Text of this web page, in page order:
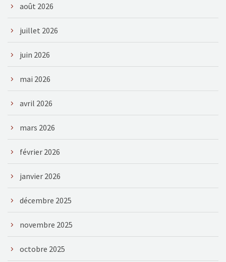
août 2026
juillet 2026
juin 2026
mai 2026
avril 2026
mars 2026
février 2026
janvier 2026
décembre 2025
novembre 2025
octobre 2025